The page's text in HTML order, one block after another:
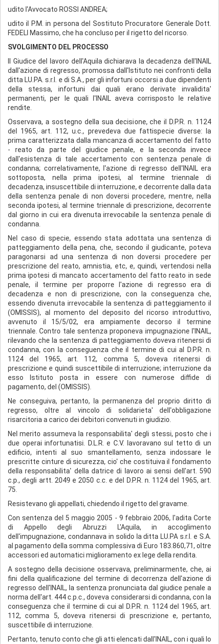
udito l'Avvocato ROSSI ANDREA;
udito il P.M. in persona del Sostituto Procuratore Generale Dott.
FEDELI Massimo, che ha concluso per il rigetto del ricorso.
SVOLGIMENTO DEL PROCESSO
Il Giudice del lavoro dell'Aquila dichiarava la decadenza dell'INAIL
dall'azione di regresso, promossa dall'Istituto nei confronti della
ditta LU.PA. s.r.l. e di S.A., per gli infortuni occorsi a due dipendenti
della stessa, infortuni dai quali erano derivate invalidita'
permanenti, per le quali l'INAIL aveva corrisposto le relative
rendite.
Osservava, a sostegno della sua decisione, che il D.P.R. n. 1124
del 1965, art. 112, u.c., prevedeva due fattispecie diverse: la
prima caratterizzata dalla mancanza di accertamento del fatto
- reato da parte del giudice penale, e la seconda invece
dall'esistenza di tale accertamento con sentenza penale di
condanna; correlativamente, l'azione di regresso dell'INAIL era
sottoposta, nella prima ipotesi, al termine triennale di
decadenza, insuscettibile di interruzione, e decorrente dalla data
della sentenza penale di non doversi procedere, mentre, nella
seconda ipotesi, al termine triennale di prescrizione, decorrente
dal giorno in cui era divenuta irrevocabile la sentenza penale di
condanna.
Nel caso di specie, essendo stata adottata una sentenza di
patteggiamento della pena, che, secondo il giudicante, poteva
paragonarsi ad una sentenza di non doversi procedere per
prescrizione del reato, amnistia, etc, e, quindi, vertendosi nella
prima ipotesi di mancato accertamento del fatto reato in sede
penale, il termine per proporre l'azione di regresso era di
decadenza e non di prescrizione, con la conseguenza che,
essendo divenuta irrevocabile la sentenza di patteggiamento il
(OMISSIS), al momento del deposito del ricorso introduttivo,
avvenuto il 15/5/02, era ampiamente decorso il termine
triennale. Contro tale sentenza proponeva impugnazione l'INAIL,
rilevando che la sentenza di patteggiamento doveva ritenersi di
condanna, con la conseguenza che il termine di cui al D.P.R. n.
1124 del 1965, art. 112, comma 5, doveva ritenersi di
prescrizione e quindi suscettibile di interruzione; interruzione da
esso Istituto posta in essere con numerose diffide di
pagamento, del (OMISSIS).
Ne conseguiva, pertanto, la permanenza del proprio diritto di
regresso, oltre al vincolo di solidarieta' dell'obbligazione
risarcitoria a carico dei debitori convenuti in giudizio.
Nel merito assumeva la responsabilita' degli stessi, posto che i
due operai infortunatisi. D.L.R. e C.V. lavoravano sul tetto di un
edificio, intenti al suo smantellamento, senza indossare le
prescritte cinture di sicurezza, cio' che costituiva il fondamento
della responsabilita' della datrice di lavoro ai sensi dell'art. 590
c.p., degli artt. 2049 e 2050 c.c. e del D.P.R. n. 1124 del 1965, art.
75.
Resistevano gli appellati, chiedendo il rigetto del gravame.
Con sentenza del 5 maggio 2005 - 9 febbraio 2006, l'adita Corte
di Appello degli Abruzzi L'Aquila, in accoglimento
dell'impugnazione, condannava in solido la ditta LU.PA s.r.l. e S.A.
al pagamento della somma complessiva di Euro 183.860,71, oltre
accessori ed automatici miglioramento ex lege della rendita.
A sostegno della decisione osservava, preliminarmente, che, ai
fini della qualificazione del termine di decorrenza dell'azione di
regresso dell'INAIL, la sentenza pronunciata dal giudice penale a
norma dell'art. 444 c.p.c., doveva considerarsi di condanna, con la
conseguenza che il termine di cui al D.P.R. n. 1124 del 1965, art.
112, comma 5, doveva ritenersi di prescrizione e, pertanto,
suscettibile di interruzione.
Pertanto, tenuto conto che gli atti elencati dall'INAIL, con i quali lo